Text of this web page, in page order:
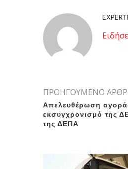
ΠΡΟΗΓΟΥΜΕΝΟ
Απελευθέρωση
εκσυγχρονισμό της
της ΔΕΠΑ